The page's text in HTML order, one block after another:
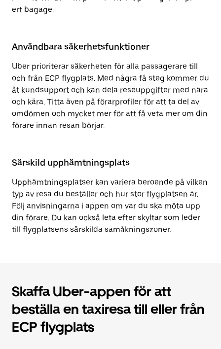
ert bagage.
Användbara säkerhetsfunktioner
Uber prioriterar säkerheten för alla passagerare till
och från ECP flygplats. Med några få steg kommer du
åt kundsupport och kan dela reseuppgifter med nära
och kära. Titta även på förarprofiler för att ta del av
omdömen och mycket mer för att få veta mer om din
förare innan resan börjar.
Särskild upphämtningsplats
Upphämtningsplatser kan variera beroende på vilken
typ av resa du beställer och hur stor flygplatsen är.
Följ anvisningarna i appen om var du ska möta upp
din förare. Du kan också leta efter skyltar som leder
till flygplatsens särskilda samåkningszoner.
Skaffa Uber-appen för att
beställa en taxiresa till eller från
ECP flygplats